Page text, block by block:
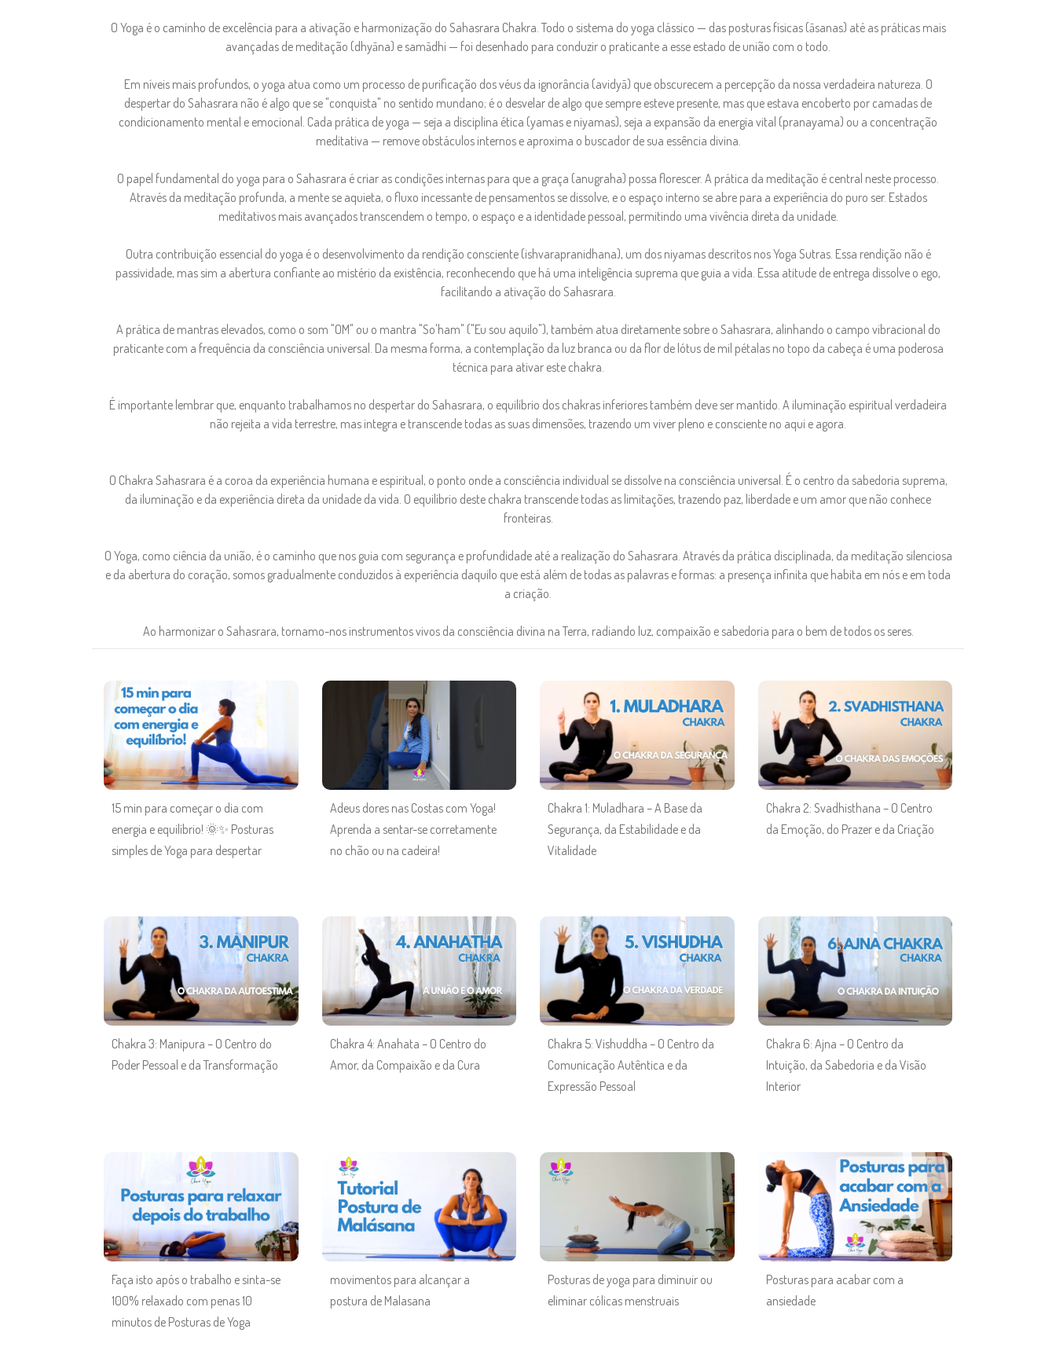
O Yoga é o caminho de excelência para a ativação e harmonização do Sahasrara Chakra. Todo o sistema do yoga clássico — das posturas físicas (āsanas) até as práticas mais
avançadas de meditação (dhyāna) e samādhi — foi desenhado para conduzir o praticante a esse estado de união com o todo.
Em níveis mais profundos, o yoga atua como um processo de purificação dos véus da ignorância (avidyā) que obscurecem a percepção da nossa verdadeira natureza. O
despertar do Sahasrara não é algo que se "conquista" no sentido mundano; é o desvelar de algo que sempre esteve presente, mas que estava encoberto por camadas de
condicionamento mental e emocional. Cada prática de yoga — seja a disciplina ética (yamas e niyamas), seja a expansão da energia vital (pranayama) ou a concentração
meditativa — remove obstáculos internos e aproxima o buscador de sua essência divina.
O papel fundamental do yoga para o Sahasrara é criar as condições internas para que a graça (anugraha) possa florescer. A prática da meditação é central neste processo.
Através da meditação profunda, a mente se aquieta, o fluxo incessante de pensamentos se dissolve, e o espaço interno se abre para a experiência do puro ser. Estados
meditativos mais avançados transcendem o tempo, o espaço e a identidade pessoal, permitindo uma vivência direta da unidade.
Outra contribuição essencial do yoga é o desenvolvimento da rendição consciente (ishvarapranidhana), um dos niyamas descritos nos Yoga Sutras. Essa rendição não é
passividade, mas sim a abertura confiante ao mistério da existência, reconhecendo que há uma inteligência suprema que guia a vida. Essa atitude de entrega dissolve o ego,
facilitando a ativação do Sahasrara.
A prática de mantras elevados, como o som "OM" ou o mantra "So'ham" ("Eu sou aquilo"), também atua diretamente sobre o Sahasrara, alinhando o campo vibracional do
praticante com a frequência da consciência universal. Da mesma forma, a contemplação da luz branca ou da flor de lótus de mil pétalas no topo da cabeça é uma poderosa
técnica para ativar este chakra.
É importante lembrar que, enquanto trabalhamos no despertar do Sahasrara, o equilíbrio dos chakras inferiores também deve ser mantido. A iluminação espiritual verdadeira
não rejeita a vida terrestre, mas integra e transcende todas as suas dimensões, trazendo um viver pleno e consciente no aqui e agora.
O Chakra Sahasrara é a coroa da experiência humana e espiritual, o ponto onde a consciência individual se dissolve na consciência universal. É o centro da sabedoria suprema,
da iluminação e da experiência direta da unidade da vida. O equilíbrio deste chakra transcende todas as limitações, trazendo paz, liberdade e um amor que não conhece
fronteiras.
O Yoga, como ciência da união, é o caminho que nos guia com segurança e profundidade até a realização do Sahasrara. Através da prática disciplinada, da meditação silenciosa
e da abertura do coração, somos gradualmente conduzidos à experiência daquilo que está além de todas as palavras e formas: a presença infinita que habita em nós e em toda
a criação.
Ao harmonizar o Sahasrara, tornamo-nos instrumentos vivos da consciência divina na Terra, radiando luz, compaixão e sabedoria para o bem de todos os seres.
15 min para começar o dia com
energia e equilíbrio! 🌞✨ Posturas
simples de Yoga para despertar
Adeus dores nas Costas com Yoga!
Aprenda a sentar-se corretamente
no chão ou na cadeira!
Chakra 1: Muladhara – A Base da
Segurança, da Estabilidade e da
Vitalidade
Chakra 2: Svadhisthana – O Centro
da Emoção, do Prazer e da Criação
Chakra 3: Manipura – O Centro do
Poder Pessoal e da Transformação
Chakra 4: Anahata – O Centro do
Amor, da Compaixão e da Cura
Chakra 5: Vishuddha – O Centro da
Comunicação Autêntica e da
Expressão Pessoal
Chakra 6: Ajna – O Centro da
Intuição, da Sabedoria e da Visão
Interior
Faça isto após o trabalho e sinta-se
100% relaxado com penas 10
minutos de Posturas de Yoga
movimentos para alcançar a
postura de Malasana
Posturas de yoga para diminuir ou
eliminar cólicas menstruais
Posturas para acabar com a
ansiedade